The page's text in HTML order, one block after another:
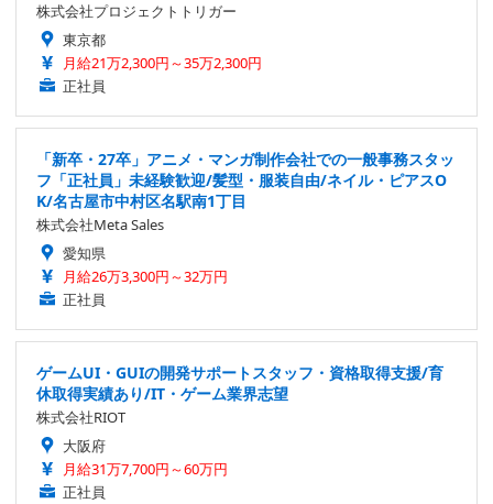
株式会社プロジェクトトリガー
東京都
月給21万2,300円～35万2,300円
正社員
「新卒・27卒」アニメ・マンガ制作会社での一般事務スタッ
フ「正社員」未経験歓迎/髪型・服装自由/ネイル・ピアスO
K/名古屋市中村区名駅南1丁目
株式会社Meta Sales
愛知県
月給26万3,300円～32万円
正社員
ゲームUI・GUIの開発サポートスタッフ・資格取得支援/育
休取得実績あり/IT・ゲーム業界志望
株式会社RIOT
大阪府
月給31万7,700円～60万円
正社員